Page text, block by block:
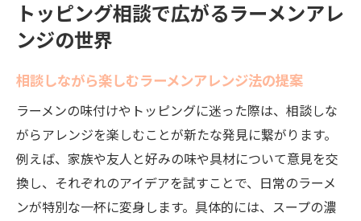
トッピング相談で広がるラーメンアレ
ンジの世界
相談しながら楽しむラーメンアレンジ法の提案
ラーメンの味付けやトッピングに迷った際は、相談しな
がらアレンジを楽しむことが新たな発見に繋がります。
例えば、家族や友人と好みの味や具材について意見を交
換し、それぞれのアイデアを試すことで、日常のラーメ
ンが特別な一杯に変身します。具体的には、スープの濃